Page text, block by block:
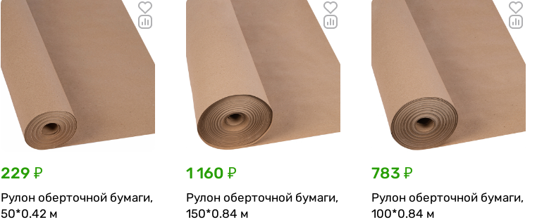
229 ₽
Рулон оберточной бумаги,
50*0.42 м
1 160 ₽
Рулон оберточной бумаги,
150*0.84 м
783 ₽
Рулон оберточной бумаги,
100*0.84 м